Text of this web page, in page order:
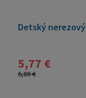
Detský
5,77 €
6,88 €